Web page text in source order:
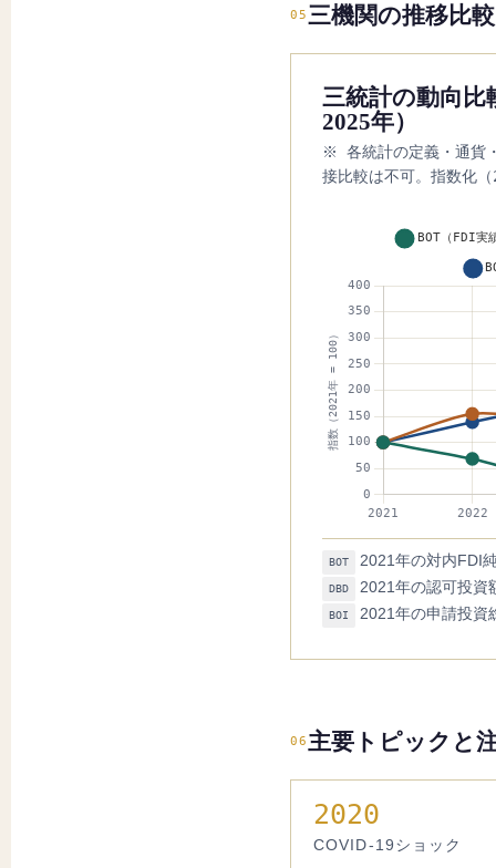
05三機関の推移比
三統計の動向比
2025年）
※ 各統計の定義・通貨
接比較は不可。指数化
BOT 2021年の対内FDI
DBD 2021年の認可投資
BOI 2021年の申請投資
06 主要トピックと
2020
COVID-19ショック